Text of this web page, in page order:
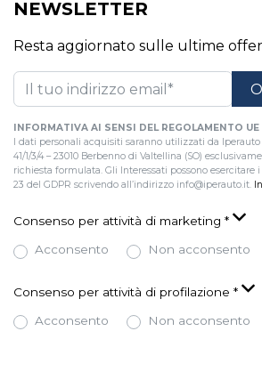
NEWSLETTER
Resta aggiornato sulle ultime
INFORMATIVA AI SENSI DEL REGOLAMENTO
I dati personali acquisiti saranno utilizzati da Iperauto
41/1/3/4 – 23010 Berbenno di Valtellina (SO)
richiesta formulata. Gli Interessati possono esercitare
23 del GDPR scrivendo all’indirizzo info@iperauto.it.
Consenso per attività di marketing *
Acconsento
Non acconsento
Consenso per attività di profilazione *
Acconsento
Non acconsento